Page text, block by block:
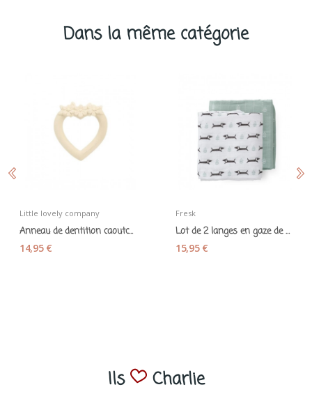
Dans la même catégorie
Little lovely company
Anneau de dentition caoutchouc naturel écru...
14,95 €
Fresk
Lot de 2 langes en gaze de coton bio "Téckels"...
15,95 €
Ils Charlie